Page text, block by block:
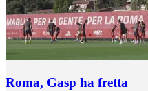
Roma, Gasp ha fretta